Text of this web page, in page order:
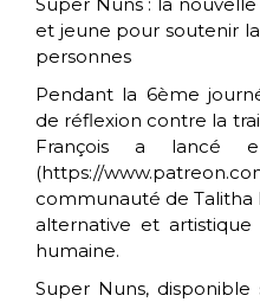
et jeune pour soutenir
personnes
Pendant la 6ème
de réflexion contre la
François a lancé
(https://
communauté de
alternative et
humaine.
Super Nuns,